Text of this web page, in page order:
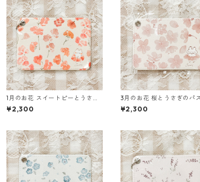
1月のお花 スイートピーとうさぎ
のパスケース
¥2,300
3月のお花 桜とうさぎのパ
ス
¥2,300